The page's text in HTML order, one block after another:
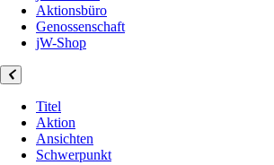
Aktionsbüro
Genossenschaft
jW-Shop
Titel
Aktion
Ansichten
Schwerpunkt